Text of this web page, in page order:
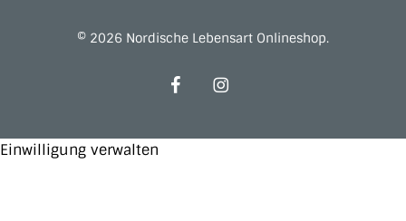
© 2026 Nordische Lebensart Onlineshop.
facebookinstagram
Einwilligung verwalten